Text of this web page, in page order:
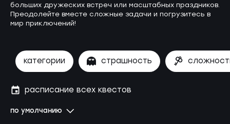
больших дружеских встреч или масштабных праздников.
Преодолейте вместе сложные задачи и погрузитесь в
мир приключений!
категории страшность
по умолчанию
расписание всех квестов